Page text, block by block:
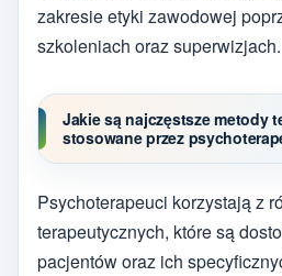
zakresie etyki zawodowej
szkoleniach oraz superwizjach.
Jakie są najczęstsze metody
stosowane przez
Psychoterapeuci korzystają z
terapeutycznych, które są
pacjentów oraz ich